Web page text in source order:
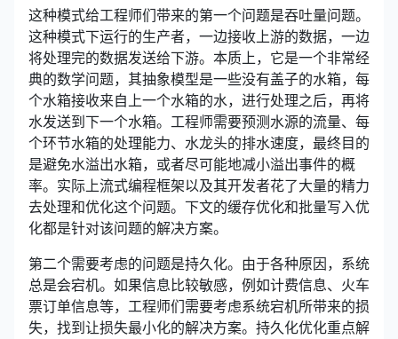
这种模式给工程师们带来的第一个问题是吞吐量问题。
这种模式下运行的生产者，一边接收上游的数据，一边
将处理完的数据发送给下游。本质上，它是一个非常经
典的数学问题，其抽象模型是一些没有盖子的水箱，每
个水箱接收来自上一个水箱的水，进行处理之后，再将
水发送到下一个水箱。工程师需要预测水源的流量、每
个环节水箱的处理能力、水龙头的排水速度，最终目的
是避免水溢出水箱，或者尽可能地减小溢出事件的概
率。实际上流式编程框架以及其开发者花了大量的精力
去处理和优化这个问题。下文的缓存优化和批量写入优
化都是针对该问题的解决方案。
第二个需要考虑的问题是持久化。由于各种原因，系统
总是会宕机。如果信息比较敏感，例如计费信息、火车
票订单信息等，工程师们需要考虑系统宕机所带来的损
失，找到让损失最小化的解决方案。持久化优化重点解